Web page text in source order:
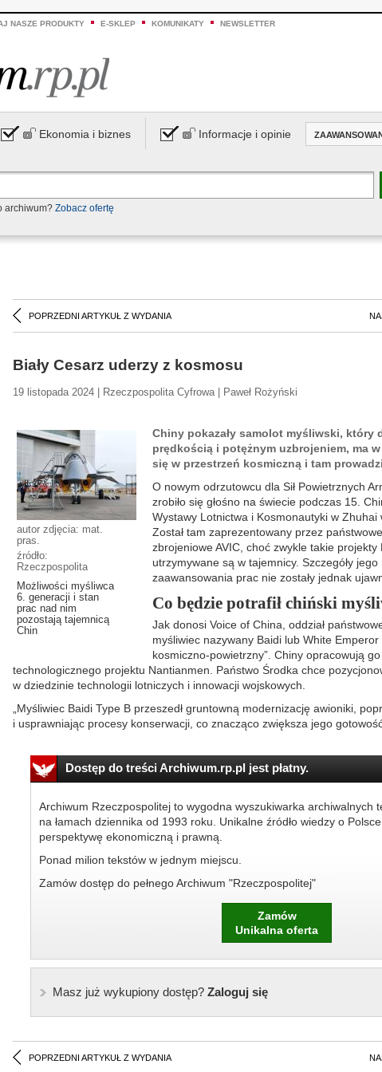
NASZE PRODUKTY E-SKLEP KOMUNIKATY NEWSLETTER
Ekonomia i biznes Informacje i opinie
archiwum? Zobacz ofertę
POPRZEDNI ARTYKUŁ Z WYDANIA
Biały Cesarz uderzy z kosmosu
19 listopada 2024 | Rzeczpospolita Cyfrowa | Paweł Rożyński
autor zdjęcia: mat.
pras.
źródło:
Rzeczpospolita
Możliwości myśliwca
6. generacji i stan
prac nad nim
pozostają tajemnicą
Chin
Chiny pokazały samolot myśliwski, który
prędkością i potężnym uzbrojeniem, ma
się w przestrzeń kosmiczną i tam
O nowym odrzutowcu dla Sił Powietrznych
zrobiło się głośno na świecie podczas 15.
Wystawy Lotnictwa i Kosmonautyki w Zhuhai
Został tam zaprezentowany przez
zbrojeniowe AVIC, choć zwykle takie projekty
utrzymywane są w tajemnicy. Szczegóły
zaawansowania prac nie zostały jednak
Co będzie potrafił chiński
Jak donosi Voice of China, oddział
myśliwiec nazywany Baidi lub White
kosmiczno-powietrzny”. Chiny opracowują
technologicznego projektu Nantianmen. Państwo Środka chce
w dziedzinie technologii lotniczych i innowacji wojskowych.
„Myśliwiec Baidi Type B przeszedł gruntowną modernizację awioniki,
i usprawniając procesy konserwacji, co znacząco zwiększa jego
Dostęp do treści Archiwum.rp.pl jest płatny.
Archiwum Rzeczpospolitej to wygodna wyszukiwarka archiwalnych
na łamach dziennika od 1993 roku. Unikalne źródło wiedzy o
perspektywę ekonomiczną i prawną.
Ponad milion tekstów w jednym miejscu.
Zamów dostęp do pełnego Archiwum "Rzeczpospolitej"
Zamów
Unikalna oferta
Masz już wykupiony dostęp?Zaloguj się
POPRZEDNI ARTYKUŁ Z WYDANIA